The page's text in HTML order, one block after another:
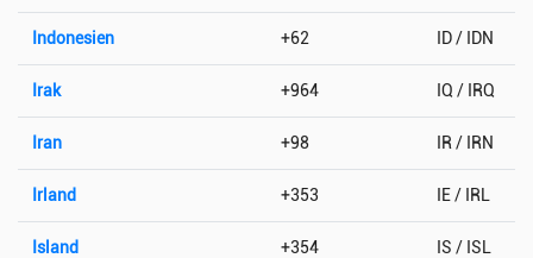
Indonesien +62 ID / IDN
Irak +964 IQ / IRQ
Iran +98 IR / IRN
Irland +353 IE / IRL
Island +354 IS / ISL